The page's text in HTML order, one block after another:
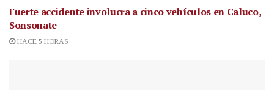
Fuerte accidente involucra a cinco vehículos en Caluco,
Sonsonate
HACE 5 HORAS